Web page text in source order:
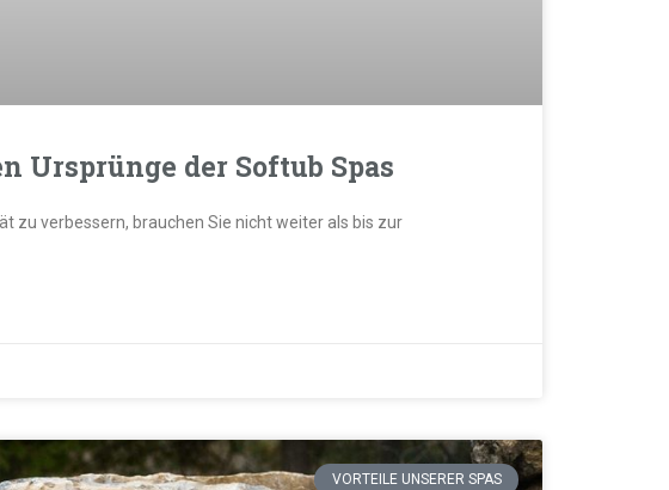
Ursprünge der Softub Spas
zu verbessern, brauchen Sie nicht weiter als bis zur
VORTEILE UNSERER SPAS